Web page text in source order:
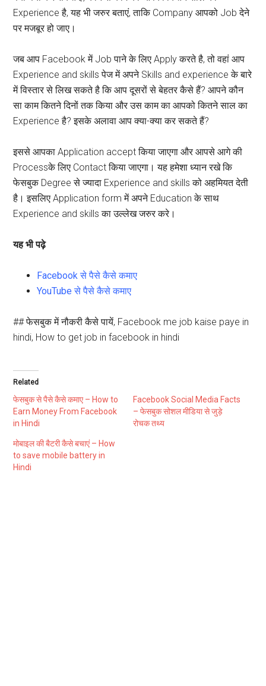
Experience है, यह भी जरुर बताएं, ताकि Company आपको Job देने
पर मजबूर हो जाए।
जब आप Facebook में Job पाने के लिए Apply करते है, तो वहां आप
Experience and skills पेज में अपने Skills and experience के बारे
में विस्तार से लिख सकते है कि आप दूसरों से बेहतर कैसे हैं? आपने कौन
सा काम कितने दिनों तक किया और उस काम का आपको कितने साल का
Experience है? इसके अलावा आप क्या-क्या कर सकते हैं?
इससे आपका Application accept किया जाएगा और आपसे आगे की
Processके लिए Contact किया जाएगा। यह हमेशा ध्यान रखे कि
फेसबुक Degree से ज्यादा Experience and skills को अहमियत देती
है। इसलिए Application form में अपने Education के साथ
Experience and skills का उल्लेख जरुर करे।
यह भी पढ़े
Facebook से पैसे कैसे कमाए
YouTube से पैसे कैसे कमाए
## फेसबुक में नौकरी कैसे पायें, Facebook me job kaise paye in
hindi, How to get job in facebook in hindi
Related
फेसबुक से पैसे कैसे कमाए – How to
Earn Money From Facebook
in Hindi
Facebook Social Media Facts
– फेसबुक सोशल मीडिया से जुड़े
रोचक तथ्य
मोबाइल की बैटरी कैसे बचाएं – How
to save mobile battery in
Hindi